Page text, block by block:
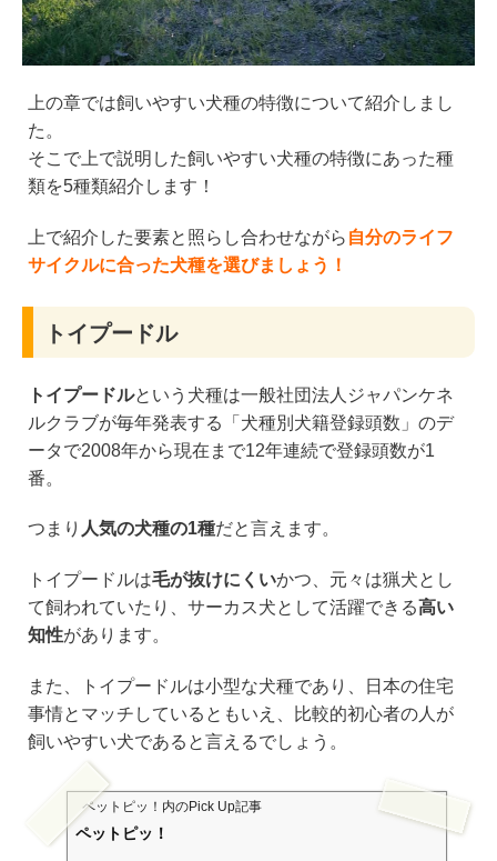
上の章では飼いやすい犬種の特徴について紹介しまし
た。
そこで上で説明した飼いやすい犬種の特徴にあった種
類を5種類紹介します！
上で紹介した要素と照らし合わせながら 自分のライフ
サイクルに合った犬種を選びましょう！
トイプードル
トイプードルという犬種は一般社団法人ジャパンケネ
ルクラブが毎年発表する「犬種別犬籍登録頭数」のデ
ータで2008年から現在まで12年連続で登録頭数が1
番。
つまり 人気の犬種の1種だと言えます。
トイプードルは毛が抜けにくいかつ、元々は猟犬とし
て飼われていたり、サーカス犬として活躍できる高い
知性があります。
また、トイプードルは小型な犬種であり、日本の住宅
事情とマッチしているともいえ、比較的初心者の人が
飼いやすい犬であると言えるでしょう。
ペットピッ！ 内のPick Up記事
ペットピッ！